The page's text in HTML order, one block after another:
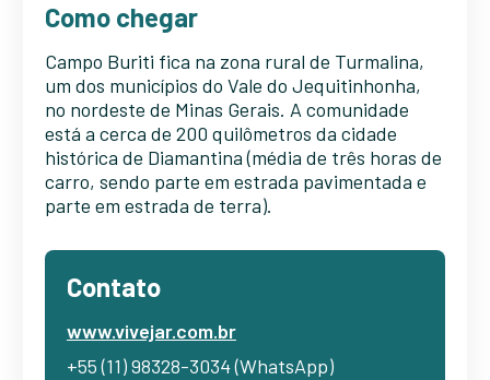
Como chegar
Campo Buriti fica na zona rural de Turmalina,
um dos municípios do Vale do Jequitinhonha,
no nordeste de Minas Gerais. A comunidade
está a cerca de 200 quilômetros da cidade
histórica de Diamantina (média de três horas de
carro, sendo parte em estrada pavimentada e
parte em estrada de terra).
Contato
www.vivejar.com.br
+55 (11) 98328-3034 (WhatsApp)